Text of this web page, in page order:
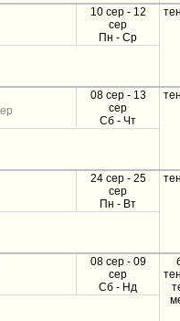
10 сер - 12
сер
Пн - Ср
08 сер - 13
сер
Сб - Чт
24 сер - 25
сер
Пн - Вт
08 сер - 09
сер
Сб - Нд